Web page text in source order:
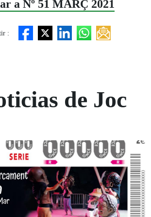
a Nº 51 MARÇ 2021
:
de Joc